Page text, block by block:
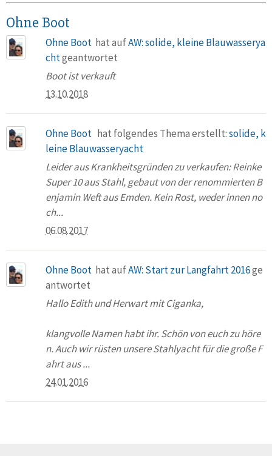
Ohne Boot
Ohne Boot hat aufAW: solide, kleine Blauwasserya
chtgeantwortet
Boot ist verkauft
13.10.2018
Ohne Boot hat folgendes Thema erstellt:solide, k
leine Blauwasseryacht
Leider aus Krankheitsgründen zu verkaufen: Reinke
Super 10 aus Stahl, gebaut von der renommierten B
enjamin Weft aus Emden. Kein Rost, weder innen no
ch...
06.08.2017
Ohne Boot hat aufAW: Start zur Langfahrt 2016ge
antwortet
Hallo Edith und Herwart mit Ciganka,
klangvolle Namen habt ihr. Schön von euch zu höre
n. Auch wir rüsten unsere Stahlyacht für die große F
ahrt aus ...
24.01.2016